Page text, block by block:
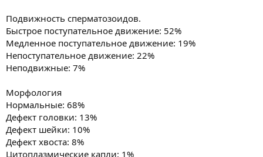
Подвижность сперматозоидов.
Быстрое поступательное движение: 52%
Медленное поступательное движение: 19%
Непоступательное движение: 22%
Неподвижные: 7%
Морфология
Нормальные: 68%
Дефект головки: 13%
Дефект шейки: 10%
Дефект хвоста: 8%
Цитоплазмические капли: 1%